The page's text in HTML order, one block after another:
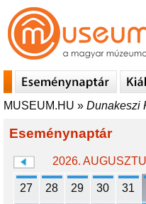
MUSEUM.HU » Dunakeszi
Eseménynaptár
2026.
27 28 29 30 31